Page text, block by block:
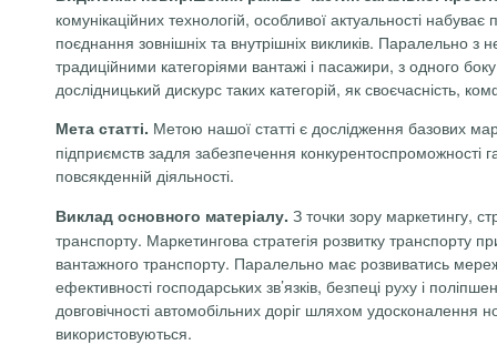
комунікаційних технологій, особливої актуальності
поєднання зовнішніх та внутрішніх викликів. Паралельно з
традиційними категоріями вантажі і пасажири, з одного
дослідницький дискурс таких категорій, як своєчасність,
Мета статті. Метою нашої статті є дослідження базових
підприємств задля забезпечення конкурентоспроможності
повсякденній діяльності.
Виклад основного матеріалу. З точки зору маркетингу,
транспорту. Маркетингова стратегія розвитку транспорту
вантажного транспорту. Паралельно має розвиватись
ефективності господарських зв’язків, безпеці руху і
довговічності автомобільних доріг шляхом удосконалення
використовуються.